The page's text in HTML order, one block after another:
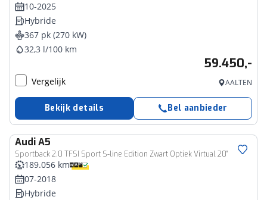
10-2025
Hybride
367 pk (270 kW)
32,3 l/100 km
59.450,-
Vergelijk AALTEN
Bekijk details Bel aanbieder
AudiA5
Sportback 2.0 TFSI Sport S-line Edition Zwart Optiek Virtual 20"
189.056 km
07-2018
Hybride